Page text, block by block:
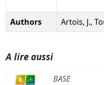
Authors Artois, J.,
A lire aussi
BASE